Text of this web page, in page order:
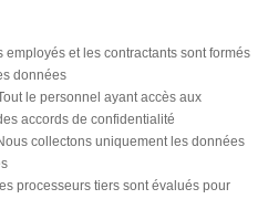
employés et les contractants sont formés
données
le personnel ayant accès aux
accords de confidentialité
collectons uniquement les données
processeurs tiers sont évalués pour